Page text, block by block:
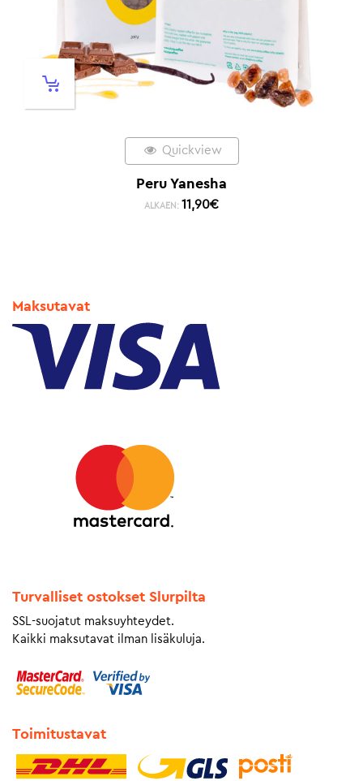
Quickview
Peru Yanesha
ALKAEN: 11,90€
Maksutavat
Turvalliset ostokset Slurpilta
SSL-suojatut maksuyhteydet.
Kaikki maksutavat ilman lisäkuluja.
Toimitustavat